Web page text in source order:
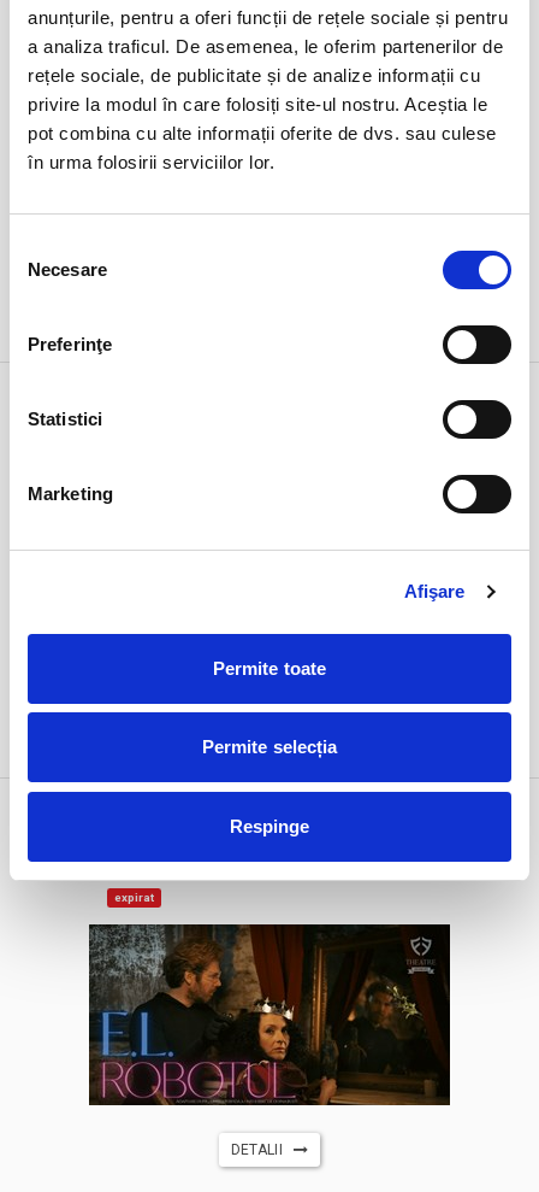
anunțurile, pentru a oferi funcții de rețele sociale și pentru
a analiza traficul. De asemenea, le oferim partenerilor de
rețele sociale, de publicitate și de analize informații cu
privire la modul în care folosiți site-ul nostru. Aceștia le
pot combina cu alte informații oferite de dvs. sau culese
în urma folosirii serviciilor lor.
consimțământului
Necesare
Preferinţe
Statistici
Marketing
Afişare
Permite toate
Permite selecția
Respinge
duminică
ora 17:15
expirat
Ovidiu, Stadion Central Academia Hagi
duminică
expirat
Bucuresti, FF Theatre - Centru Vechi
DETALII